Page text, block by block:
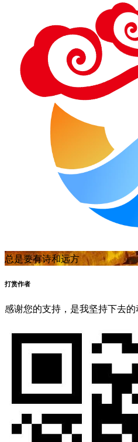
总是要有诗和远方
打赏作者
感谢您的支持，是我坚持下去的